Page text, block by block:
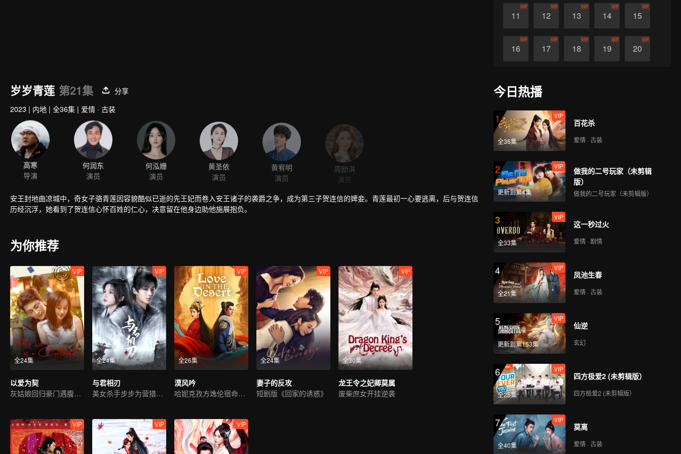
11
VIP
12
VIP
13
VIP
14
VIP
15
VIP
16
VIP
17
VIP
18
VIP
19
VIP
20
VIP
26 27
岁岁青莲 第21集
分享
2023 | 内地 | 全36集 | 爱情 · 古装
高寒
导演
何润东
演员
何泓姗
演员
黄圣依
演员
黄宥明
演员
周励淇
演员
安王封地曲凉城中，奇女子骆青莲因容貌酷似已逝的先王妃而卷入安王诸子的袭爵之争，成为第三子贺连信的婢妾。青莲最初一心要逃离，后与贺连信
历经沉浮，她看到了贺连信心怀百姓的仁心，决意留在他身边助他施展抱负。
为你推荐
全24集
VIP
以爱为契
灰姑娘回归豪门遇腹黑霸总
全24集
VIP
与君相刃
美女杀手步步为营猎爱皇子
全26集
VIP
漠风吟
哈妮克孜方逸伦宿命虐恋
全24集
VIP
妻子的反攻
短剧版《回家的诱惑》
全30集
VIP
龙王令之妃卿莫属
废柴庶女开挂逆袭
VIP VIP VIP
今日热播
1
全36集
VIP
百花杀
爱情 · 古装
2
更新到第4集
VIP
做我的二号玩家（未剪辑
版）
做我的二号玩家（未剪辑版）
3
全33集
VIP
这一秒过火
爱情 · 剧情
4
全21集
VIP
凤池生春
爱情 · 古装
5
更新到第153集
VIP
仙逆
玄幻
6
全25集
VIP
四方极爱2 (未剪辑版）
四方极爱2 (未剪辑版）
7
全40集
VIP
莫离
爱情 · 古装